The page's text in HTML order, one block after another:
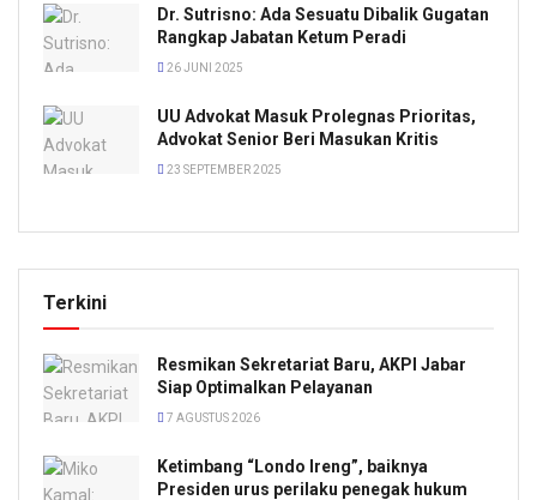
Dr. Sutrisno: Ada Sesuatu Dibalik Gugatan
Rangkap Jabatan Ketum Peradi
26 JUNI 2025
UU Advokat Masuk Prolegnas Prioritas,
Advokat Senior Beri Masukan Kritis
23 SEPTEMBER 2025
Terkini
Resmikan Sekretariat Baru, AKPI Jabar
Siap Optimalkan Pelayanan
7 AGUSTUS 2026
Ketimbang “Londo Ireng”, baiknya
Presiden urus perilaku penegak hukum